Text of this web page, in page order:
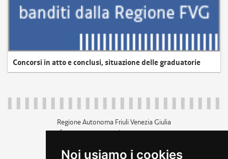
Noi usiamo i cookies
Concorsi in atto e conclusi, situazione delle graduatorie
Regione Autonoma Friuli Venezia Giulia
c.f. 80014930327; p.iva 00526040324
+39 040 3771111